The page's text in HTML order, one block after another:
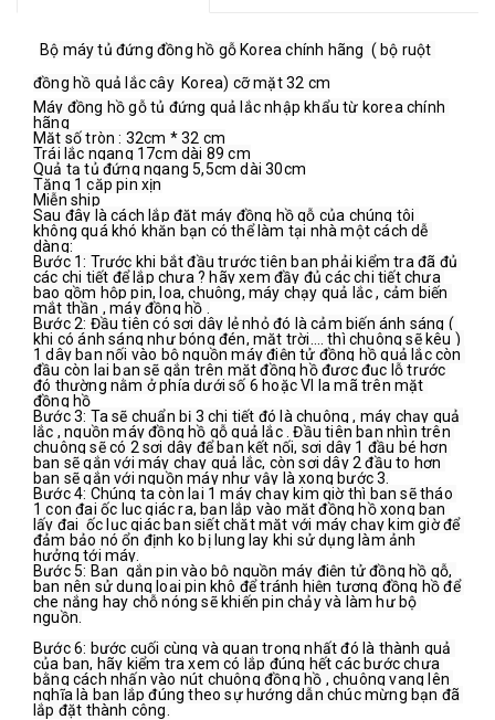
Bộ máy tủ đứng đồng hồ gỗ Korea chính hãng  ( bộ ruột
đồng hồ quả lắc cây  Korea) cỡ mặt 32 cm
Máy đồng hồ gỗ tủ đứng quả lắc nhập khẩu từ korea chính
hãng
Mặt số tròn : 32cm * 32 cm
Trái lắc ngang 17cm dài 89 cm
Quả tạ tủ đứng ngang 5,5cm dài 30cm
Tặng 1 cặp pin xịn
Miễn ship
Sau đây là cách lắp đặt máy đồng hồ gỗ của chúng tôi
không quá khó khăn bạn có thể làm tại nhà một cách dễ
dàng:
Bước 1: Trước khi bắt đầu trước tiên bạn phải kiểm tra đã đủ
các chi tiết để lắp chưa ? hãy xem đầy đủ các chi tiết chưa
bao gồm hộp pin, loa, chuông, máy chạy quả lắc , cảm biến
mắt thần , máy đồng hồ .
Bước 2: Đầu tiên có sợi dây lẻ nhỏ đó là cảm biến ánh sáng (
khi có ánh sáng như bóng đén, mặt trời…. thì chuông sẽ kêu )
1 dây bạn nối vào bộ nguồn máy điện tử đồng hồ quả lắc còn
đầu còn lại bạn sẽ gắn trên mặt đồng hồ được đục lỗ trước
đó thường nằm ở phía dưới số 6 hoặc VI la mã trên mặt
đồng hồ
Bước 3: Ta sẽ chuẩn bị 3 chi tiết đó là chuông , máy chạy quả
lắc , nguồn máy đồng hồ gỗ quả lắc . Đầu tiên bạn nhìn trên
chuông sẽ có 2 sợi dây để bạn kết nối, sợi dây 1 đầu bé hơn
bạn sẽ gắn với máy chạy quả lắc, còn sợi dây 2 đầu to hơn
bạn sẽ gắn với nguồn máy như vậy là xong bước 3.
Bước 4: Chúng ta còn lại 1 máy chạy kim giờ thì bạn sẽ tháo
1 con đai ốc lục giác ra, bạn lắp vào mặt đồng hồ xong bạn
lấy đai  ốc lục giác bạn siết chặt mặt với máy chạy kim giờ để
đảm bảo nó ổn định ko bị lung lay khi sử dụng làm ảnh
hưởng tới máy.
Bước 5: Bạn  gắn pin vào bộ nguồn máy điện tử đồng hồ gỗ,
bạn nên sử dụng loại pin khô để tránh hiện tượng đồng hồ để
che nắng hay chỗ nóng sẽ khiến pin chảy và làm hư bộ
nguồn.
Bước 6: bước cuối cùng và quan trọng nhất đó là thành quả
của bạn, hãy kiểm tra xem có lắp đúng hết các bước chưa
bằng cách nhấn vào nút chuông đồng hồ , chuông vang lên
nghĩa là bạn lắp đúng theo sự hướng dẫn chúc mừng bạn đã
lắp đặt thành công.